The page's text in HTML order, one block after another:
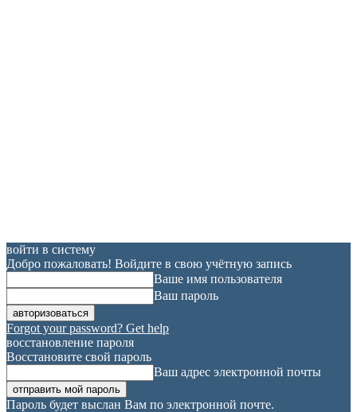
войти в систему
Добро пожаловать! Войдите в свою учётную запись
Ваше имя пользователя
Ваш пароль
Forgot your password? Get help
восстановление пароля
Восстановите свой пароль
Ваш адрес электронной почты
Пароль будет выслан Вам по электронной почте.